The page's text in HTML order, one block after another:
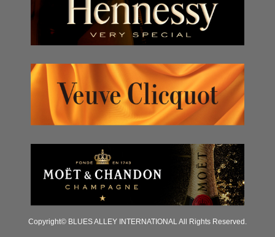
Copyright© BLUES ALLEY INTERNATIONAL All Rights Reserved.